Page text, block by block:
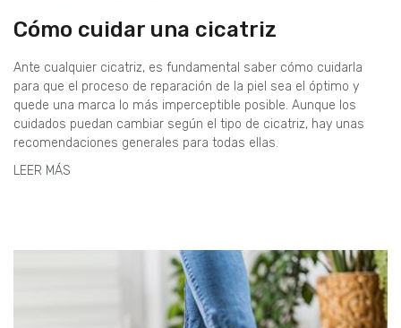
Cómo cuidar una cicatriz
Ante cualquier cicatriz, es fundamental saber cómo cuidarla
para que el proceso de reparación de la piel sea el óptimo y
quede una marca lo más imperceptible posible. Aunque los
cuidados puedan cambiar según el tipo de cicatriz, hay unas
recomendaciones generales para todas ellas.
LEER MÁS